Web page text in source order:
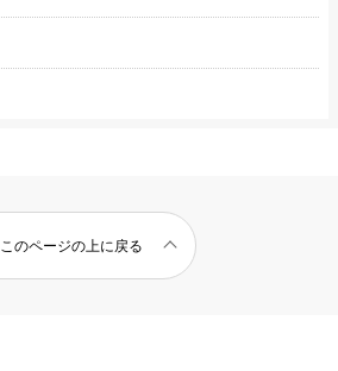
このページの上に戻る